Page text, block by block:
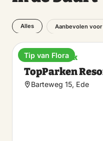
Alles Aanbevolen voor
Vakantiepark
TopParken
Barteweg 15, Ede
Tip van Flora